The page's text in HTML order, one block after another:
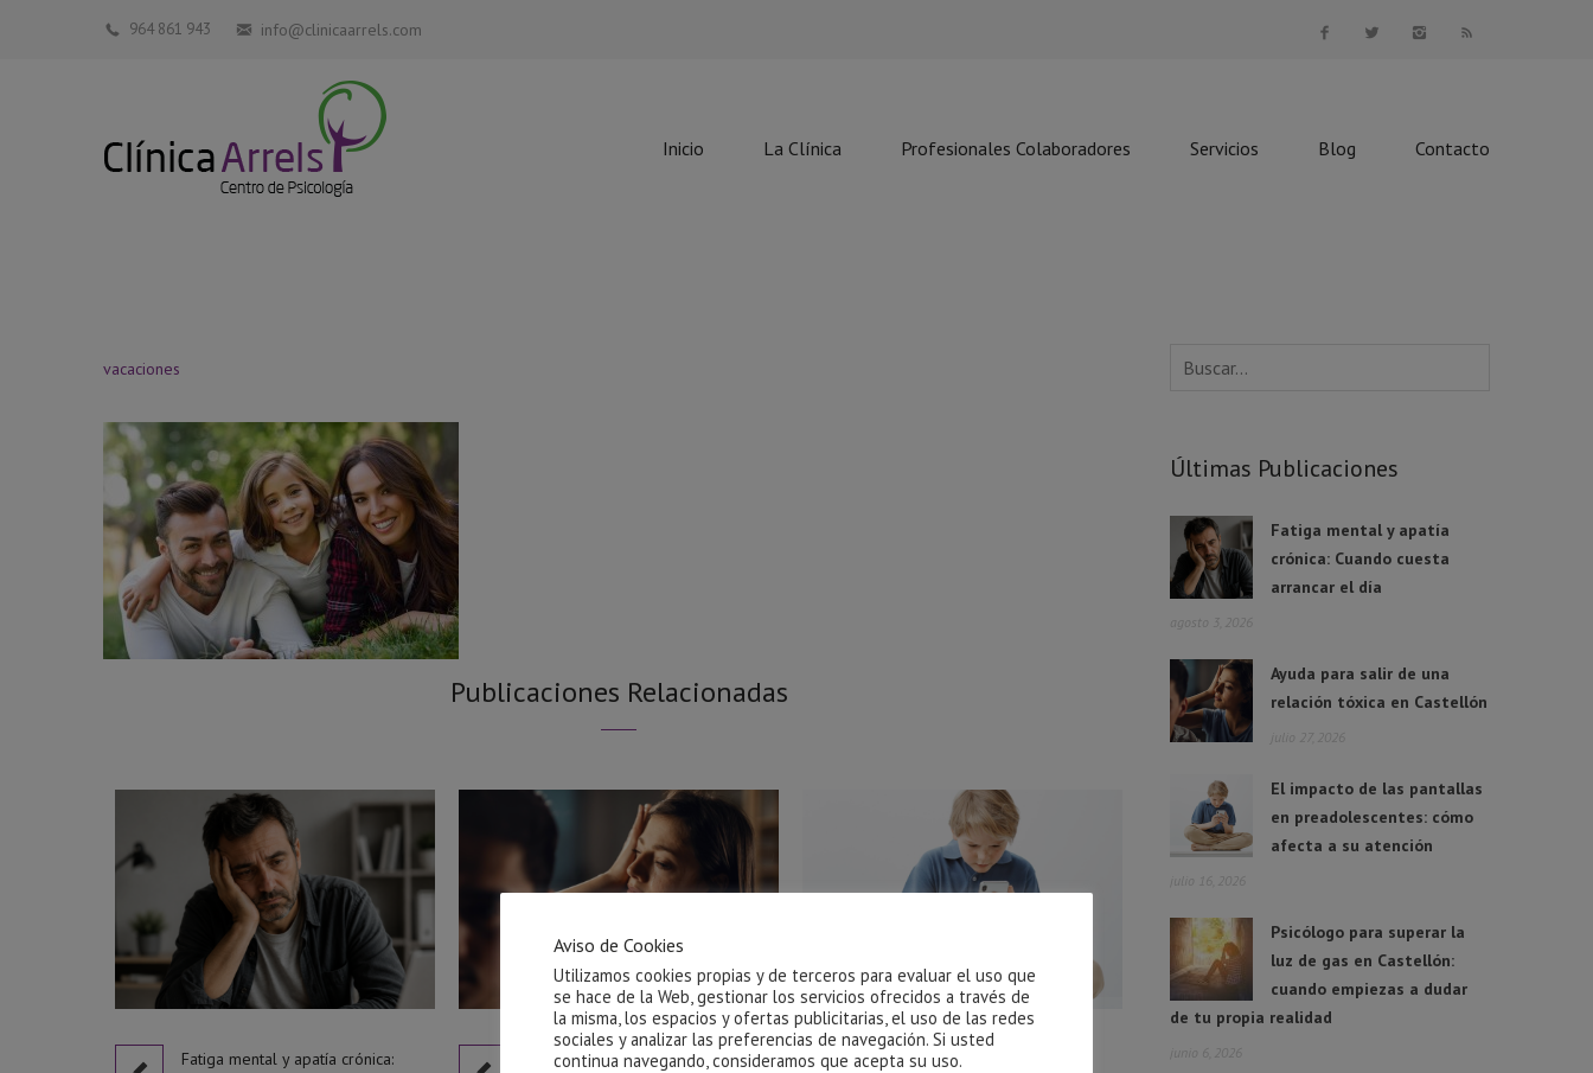
964 861 943 info@clinicaarrels.com
Inicio La Clínica Profesionales Colaboradores Servicios Blog Contacto
vacaciones
Publicaciones Relacionadas
Fatiga mental y apatía crónica:
Ayuda para salir de una relación
El impacto de las pantallas en
Últimas Publicaciones
Fatiga mental y apatía
crónica: Cuando cuesta
arrancar el día
agosto 3, 2026
Ayuda para salir de una
relación tóxica en Castellón
julio 27, 2026
El impacto de las pantallas
en preadolescentes: cómo
afecta a su atención
julio 16, 2026
Psicólogo para superar la
luz de gas en Castellón:
cuando empiezas a dudar
de tu propia realidad
junio 6, 2026
Aviso de Cookies
Utilizamos cookies propias y de terceros para evaluar el uso que
se hace de la Web, gestionar los servicios ofrecidos a través de
la misma, los espacios y ofertas publicitarias, el uso de las redes
sociales y analizar las preferencias de navegación. Si usted
continua navegando, consideramos que acepta su uso.